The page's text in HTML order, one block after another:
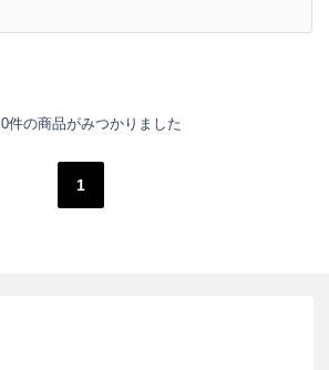
0件の商品がみつかりました
1